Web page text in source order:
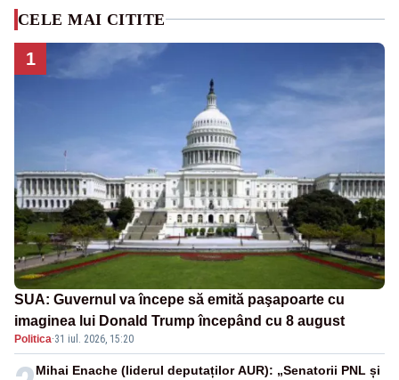
CELE MAI CITITE
1
SUA: Guvernul va începe să emită paşapoarte cu
imaginea lui Donald Trump începând cu 8 august
Politica·31 iul. 2026, 15:20
Mihai Enache (liderul deputaților AUR): „Senatorii PNL și